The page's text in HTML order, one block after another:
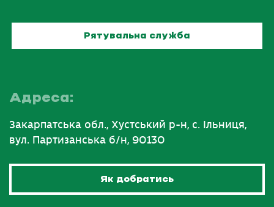
Рятувальна служба
Адреса:
Закарпатська обл., Хустський р-н, с. Ільниця,
вул. Партизанська б/н, 90130
Як добратись